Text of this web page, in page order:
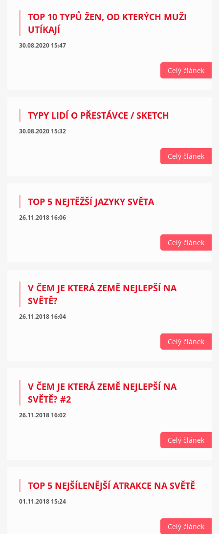
TOP 10 TYPŮ ŽEN, OD KTERÝCH MUŽI
UTÍKAJÍ
30.08.2020 15:47
Celý článek
TYPY LIDÍ O PŘESTÁVCE / SKETCH
30.08.2020 15:32
Celý článek
TOP 5 NEJTĚŽŠÍ JAZYKY SVĚTA
26.11.2018 16:06
Celý článek
V ČEM JE KTERÁ ZEMĚ NEJLEPŠÍ NA
SVĚTĚ?
26.11.2018 16:04
Celý článek
V ČEM JE KTERÁ ZEMĚ NEJLEPŠÍ NA
SVĚTĚ? #2
26.11.2018 16:02
Celý článek
TOP 5 NEJŠÍLENĚJŠÍ ATRAKCE NA SVĚTĚ
01.11.2018 15:24
Celý článek